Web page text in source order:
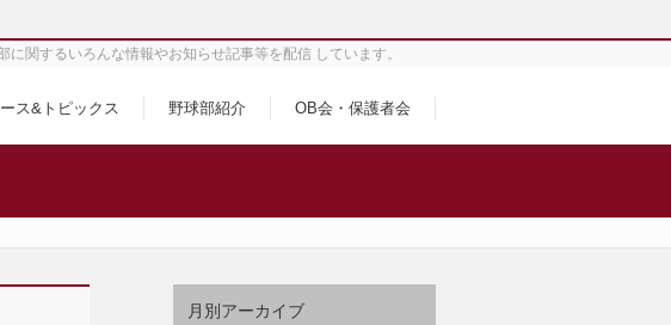
関するいろんな情報やお知らせ記事等を配信 しています。
ス&トピックス 野球部紹介 OB会・保護者会
月別アーカイブ